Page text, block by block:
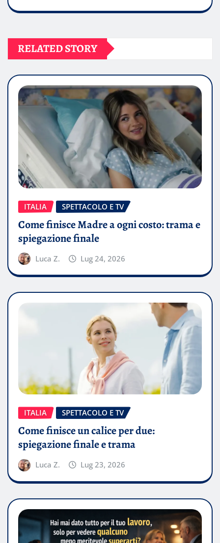
RELATED STORY
ITALIA SPETTACOLO E TV
Come finisce Madre a ogni costo: trama e
spiegazione finale
Luca Z. Lug 24, 2026
ITALIA SPETTACOLO E TV
Come finisce un calice per due:
spiegazione finale e trama
Luca Z. Lug 23, 2026